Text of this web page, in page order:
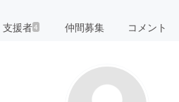
支援者4 仲間募集 コメント